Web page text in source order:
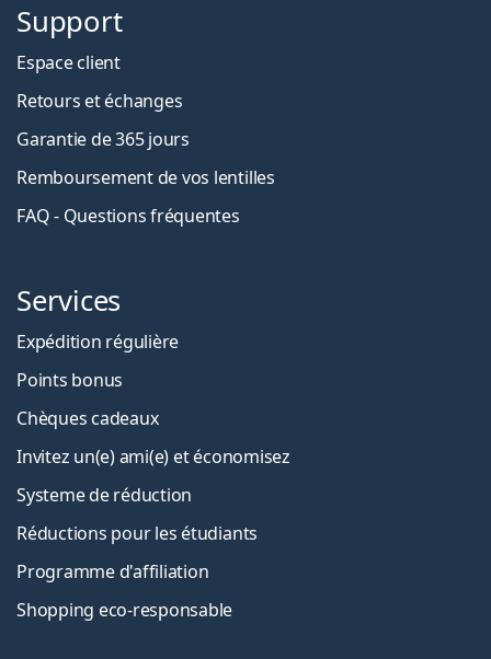
Support
Espace client
Retours et échanges
Garantie de 365 jours
Remboursement de vos lentilles
FAQ - Questions fréquentes
Services
Expédition régulière
Points bonus
Chèques cadeaux
Invitez un(e) ami(e) et économisez
Systeme de réduction
Réductions pour les étudiants
Programme d'affiliation
Shopping eco-responsable